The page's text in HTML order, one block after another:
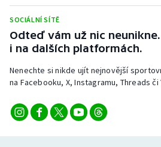
SOCIÁLNÍ SÍTĚ
Odteď vám už nic
i na dalších platformách.
Nenechte si nikde ujít nejnovější
na Facebooku, X, Instagramu, Threads